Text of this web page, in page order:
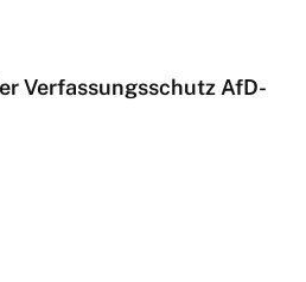
Verfassungsschutz AfD-